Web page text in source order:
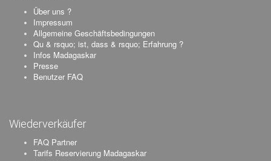
Über uns ?
Impressum
Allgemeine Geschäftsbedingungen
Qu & rsquo; ist, dass & rsquo; Erfahrung ?
Infos Madagaskar
Presse
Benutzer FAQ
Wiederverkäufer
FAQ Partner
Tarifs Reservierung Madagaskar